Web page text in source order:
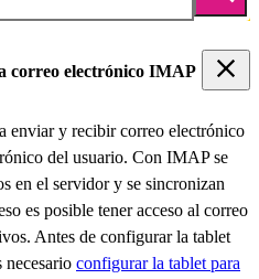
correo electrónico IMAP
enviar y recibir correo electrónico
del usuario. Con IMAP se
en el servidor y se sincronizan
es posible tener acceso al correo
Antes de configurar la tablet
necesario configurar la tablet para